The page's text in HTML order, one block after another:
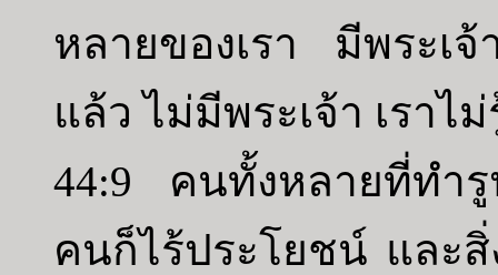
หลายของเรา มีพระเ
แล้ว ไม่มีพระเจ้า เราไ
44:9 คนทั้งหลายที่ทำ
คนก็ไร้ประโยชน์ และ